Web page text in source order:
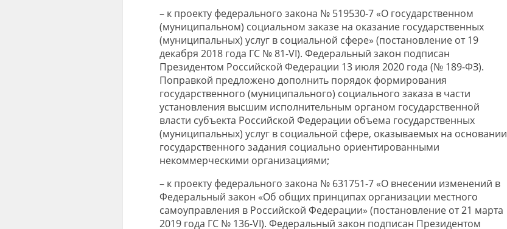
– к проекту федерального закона № 519530-7 «О государственном
(муниципальном) социальном заказе на оказание государственных
(муниципальных) услуг в социальной сфере» (постановление от 19
декабря 2018 года ГС № 81-VI). Федеральный закон подписан
Президентом Российской Федерации 13 июля 2020 года (№ 189-ФЗ).
Поправкой предложено дополнить порядок формирования
государственного (муниципального) социального заказа в части
установления высшим исполнительным органом государственной
власти субъекта Российской Федерации объема государственных
(муниципальных) услуг в социальной сфере, оказываемых на основании
государственного задания социально ориентированными
некоммерческими организациями;
– к проекту федерального закона № 631751-7 «О внесении изменений в
Федеральный закон «Об общих принципах организации местного
самоуправления в Российской Федерации» (постановление от 21 марта
2019 года ГС № 136-VI). Федеральный закон подписан Президентом